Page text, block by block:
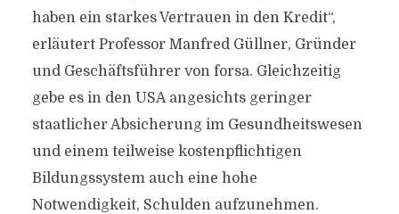
haben ein starkes Vertrauen in den Kredit“,
erläutert Professor Manfred Güllner, Gründer
und Geschäftsführer von forsa. Gleichzeitig
gebe es in den USA angesichts geringer
staatlicher Absicherung im Gesundheitswesen
und einem teilweise kostenpflichtigen
Bildungssystem auch eine hohe
Notwendigkeit, Schulden aufzunehmen.